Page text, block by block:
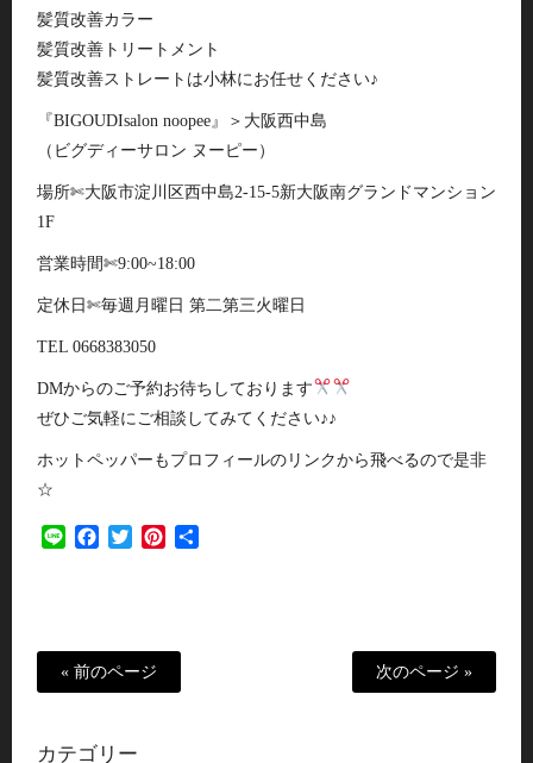
髪質改善カラー
髪質改善トリートメント
髪質改善ストレートは小林にお任せください♪
『BIGOUDIsalon noopee』＞大阪西中島
（ビグディーサロン ヌーピー）
場所✄大阪市淀川区西中島2-15-5新大阪南グランドマンション
1F
営業時間✄9:00~18:00
定休日✄毎週月曜日 第二第三火曜日
TEL 0668383050
DMからのご予約お待ちしております
ぜひご気軽にご相談してみてください♪♪
ホットペッパーもプロフィールのリンクから飛べるので是非
☆
Line FacebookTwitterPinterest
« 前のページ 次のページ »
カテゴリー